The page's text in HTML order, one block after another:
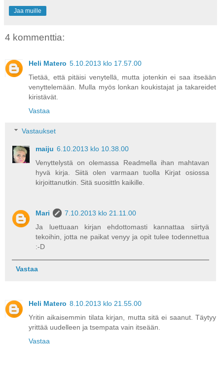
Jaa muille
4 kommenttia:
Heli Matero 5.10.2013 klo 17.57.00
Tietää, että pitäisi venytellä, mutta jotenkin ei saa itseään
venyttelemään. Mulla myös lonkan koukistajat ja takareidet
kiristävät.
Vastaa
Vastaukset
maiju 6.10.2013 klo 10.38.00
Venyttelystä on olemassa Readmella ihan mahtavan
hyvä kirja. Siitä olen varmaan tuolla Kirjat osiossa
kirjoittanutkin. Sitä suosittln kaikille.
Mari
7.10.2013 klo 21.11.00
Ja luettuaan kirjan ehdottomasti kannattaa siirtyä
tekoihin, jotta ne paikat venyy ja opit tulee todennettua
:-D
Vastaa
Heli Matero 8.10.2013 klo 21.55.00
Yritin aikaisemmin tilata kirjan, mutta sitä ei saanut. Täytyy
yrittää uudelleen ja tsempata vain itseään.
Vastaa